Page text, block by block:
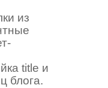
из
title и
блога.